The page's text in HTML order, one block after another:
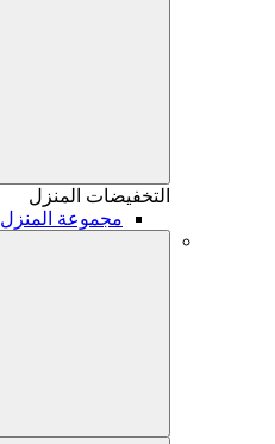
التخفيضات المنزل
مجموعة المنزل